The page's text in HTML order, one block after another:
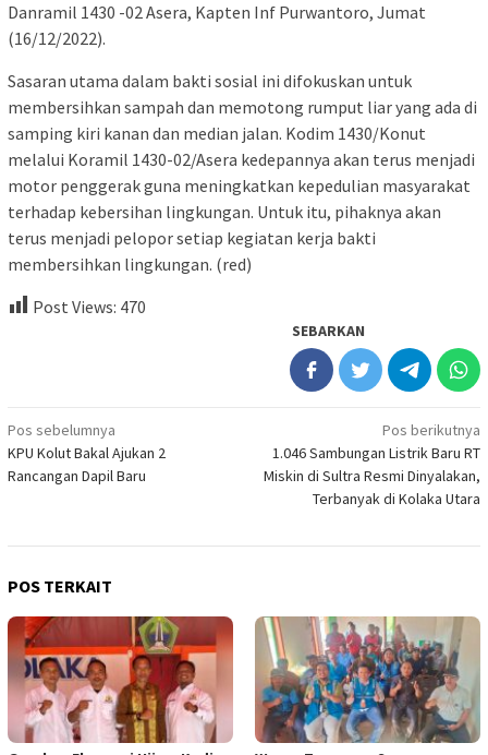
Danramil 1430 -02 Asera, Kapten Inf Purwantoro, Jumat
(16/12/2022).
Sasaran utama dalam bakti sosial ini difokuskan untuk
membersihkan sampah dan memotong rumput liar yang ada di
samping kiri kanan dan median jalan. Kodim 1430/Konut
melalui Koramil 1430-02/Asera kedepannya akan terus menjadi
motor penggerak guna meningkatkan kepedulian masyarakat
terhadap kebersihan lingkungan. Untuk itu, pihaknya akan
terus menjadi pelopor setiap kegiatan kerja bakti
membersihkan lingkungan. (red)
Post Views: 470
SEBARKAN
Navigasi
pos
Pos sebelumnya
KPU Kolut Bakal Ajukan 2
Rancangan Dapil Baru
Pos berikutnya
1.046 Sambungan Listrik Baru RT
Miskin di Sultra Resmi Dinyalakan,
Terbanyak di Kolaka Utara
POS TERKAIT